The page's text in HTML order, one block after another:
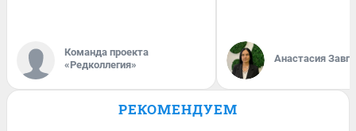
Команда проекта
«Редколлегия»
Анастасия
РЕКОМЕНДУЕМ